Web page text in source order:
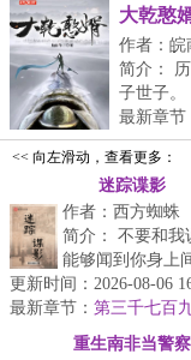
大乾憨
作者：皖
简介：
子世子。
本想斗...
最新章节
局】
<< 向左滑动，查看更多：
迷踪谍影
作者：西方蜘蛛
简介： 不要和我
能够闻到你身上
道——孟绍原。一
情专家，他确定
够...
更新时间：2026-08-06
最新章节： 第三千七百
羽原的信
重生南非当警察